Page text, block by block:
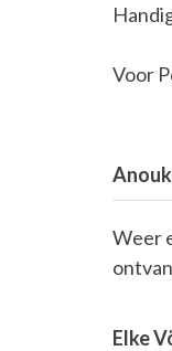
Voor
Weer
Elke